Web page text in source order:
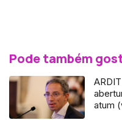
Pode também
atum